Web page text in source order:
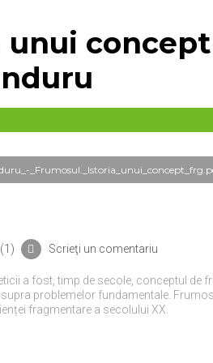
unui
1 ) Scrieţi un comentariu
a fost, timp de secole, conceptul de
problemelor fundamentale.
fragmentare a secolului XX.